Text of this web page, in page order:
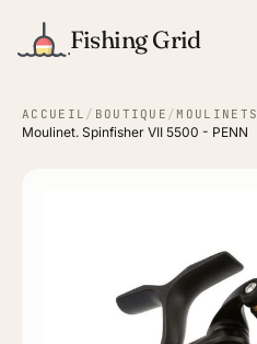
Fishing Grid
ACCUEIL / BOUTIQUE / MOULINETS
Moulinet. Spinfisher VII 5500 - PENN